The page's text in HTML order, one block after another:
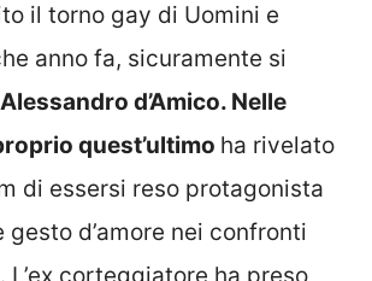
il torno gay di Uomini e
anno fa, sicuramente si
Alessandro d’Amico. Nelle
quest’ultimo ha rivelato
di essersi reso protagonista
gesto d’amore nei confronti